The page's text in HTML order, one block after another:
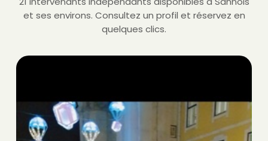
et ses environs. Consultez un profil et réservez en
quelques clics.